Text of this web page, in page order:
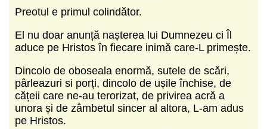
Preotul e primul colindător.
El nu doar anunță nașterea lui Dumnezeu ci Îl
aduce pe Hristos în fiecare inimă care-L primește.
Dincolo de oboseala enormă, sutele de scări,
pârleazuri si porți, dincolo de ușile închise, de
cățeii care ne-au terorizat, de privirea acră a
unora și de zâmbetul sincer al altora, L-am adus
pe Hristos.